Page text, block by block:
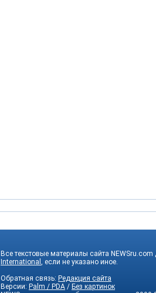
Все текстовые материалы сайта
International
, если не указано иное.
Обратная связь: Редакция сайта
Версии: Palm / PDA / Без картинок